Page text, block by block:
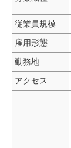
従業員規模
雇用形態
勤務地
アクセス